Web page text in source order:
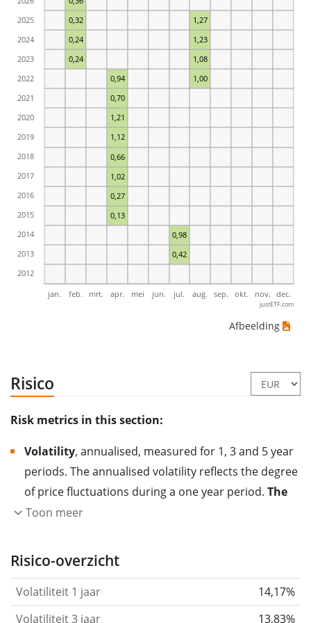
0,42
0,98
0,13
0,27
1,02
0,66
1,12
1,21
0,70
0,94 1,00
0,24 1,08
0,24 1,23
0,32 1,27
jan. feb. mrt. apr. mei jun. jul. aug. sep. okt. nov. dec.
2012
2013
2014
2015
2016
2017
2018
2019
2020
2021
2022
2023
2024
2025
justETF.com
Afbeelding
Risico
Risk metrics in this section:
Volatility, annualised, measured for 1, 3 and 5 year
periods. The annualised volatility reflects the degree
of price fluctuations during a one year period. The
higher the volatility, the more significantly the
the past.
Assets with higher volatility are generally
based on the data for the past 1, 3 and 5 years so
that you can see if price fluctuations for the ETF
Toon meer
Risico-overzicht
Volatiliteit 1 jaar
14,17%
Volatiliteit 3 jaar
13,83%